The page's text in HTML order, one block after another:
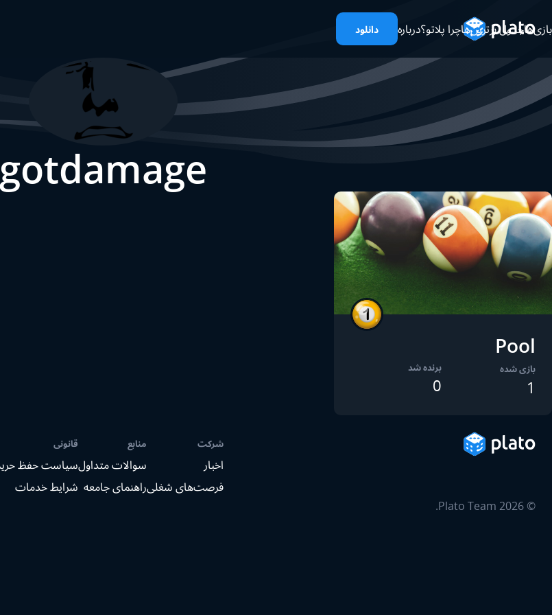
بازی‌هاجدول برترین‌هاچرا پلاتو؟درباره دانلود
gotdamage
Pool
بازی شده
1
برنده شد
0
شرکت
اخبار
فرصت‌های شغلی
منابع
سوالات متداول
راهنمای جامعه
قانونی
سیاست حفظ
شرایط خدمات
©
2026